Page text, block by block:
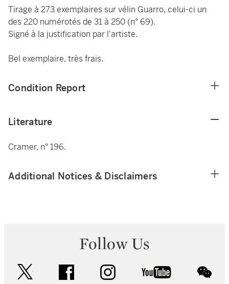
Tirage à 273 exemplaires sur vélin Guarro, celui-ci un
des 220 numérotés de 31 à 250 (n° 69).
Signé à la justification par l'artiste.
Bel exemplaire, très frais.
Condition Report
Literature
Cramer, n° 196.
Additional Notices & Disclaimers
Follow Us
facebook instagram youtube